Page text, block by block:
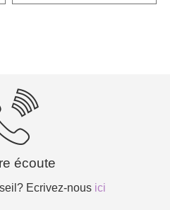
écoute
Ecrivez-nous ici